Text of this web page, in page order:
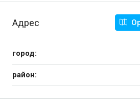
Адрес
город:
район: